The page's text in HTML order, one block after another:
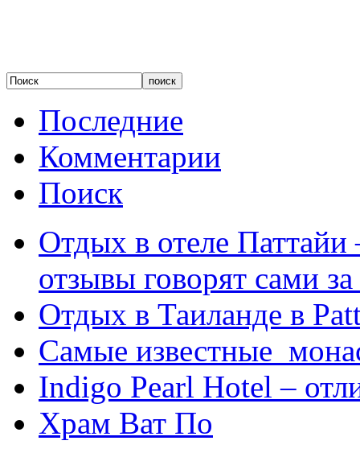
Последние
Комментарии
Поиск
Отдых в отеле
отзывы говорят сами за
Отдых в Таиланде в
Самые известные
Indigo Pearl Hotel –
Храм Ват По